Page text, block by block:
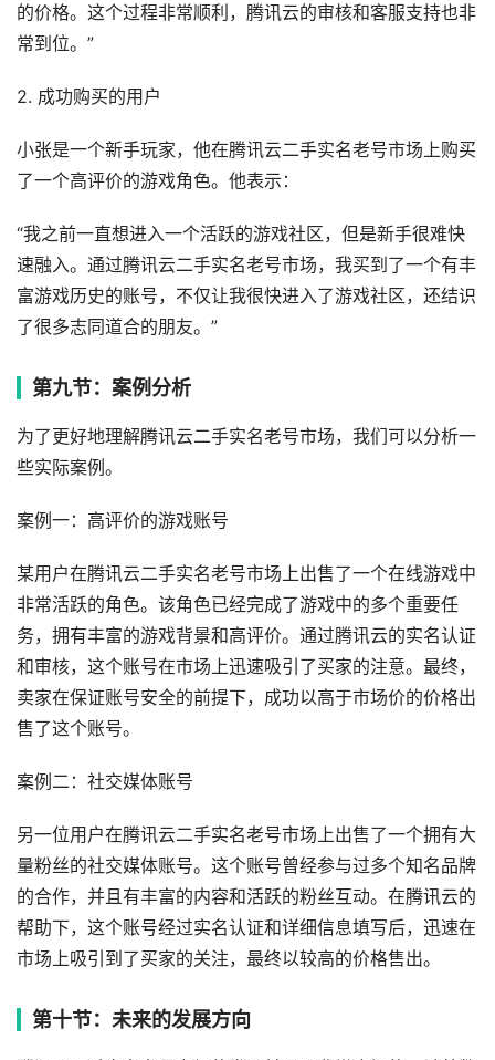
的价格。这个过程非常顺利，腾讯云的审核和客服支持也非
常到位。”
2. 成功购买的用户
小张是一个新手玩家，他在腾讯云二手实名老号市场上购买
了一个高评价的游戏角色。他表示：
“我之前一直想进入一个活跃的游戏社区，但是新手很难快
速融入。通过腾讯云二手实名老号市场，我买到了一个有丰
富游戏历史的账号，不仅让我很快进入了游戏社区，还结识
了很多志同道合的朋友。”
第九节：案例分析
为了更好地理解腾讯云二手实名老号市场，我们可以分析一
些实际案例。
案例一：高评价的游戏账号
某用户在腾讯云二手实名老号市场上出售了一个在线游戏中
非常活跃的角色。该角色已经完成了游戏中的多个重要任
务，拥有丰富的游戏背景和高评价。通过腾讯云的实名认证
和审核，这个账号在市场上迅速吸引了买家的注意。最终，
卖家在保证账号安全的前提下，成功以高于市场价的价格出
售了这个账号。
案例二：社交媒体账号
另一位用户在腾讯云二手实名老号市场上出售了一个拥有大
量粉丝的社交媒体账号。这个账号曾经参与过多个知名品牌
的合作，并且有丰富的内容和活跃的粉丝互动。在腾讯云的
帮助下，这个账号经过实名认证和详细信息填写后，迅速在
市场上吸引到了买家的关注，最终以较高的价格售出。
第十节：未来的发展方向